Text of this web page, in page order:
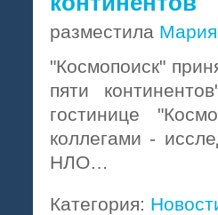
разместила
"Космопоиск"
пяти
гостинице
коллегами -
НЛО…
Категория: